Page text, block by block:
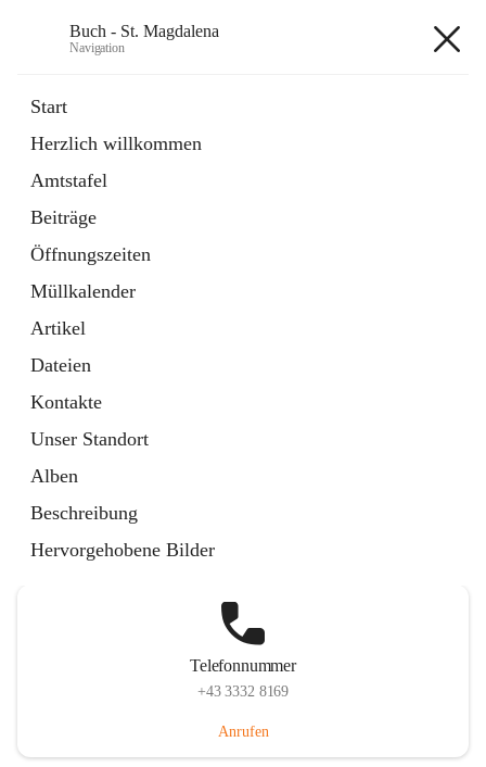
Buch - St. Magdalena
Navigation
Start
Herzlich willkommen
Amtstafel
Beiträge
Öffnungszeiten
Müllkalender
Artikel
Dateien
Kontakte
Unser Standort
Alben
Beschreibung
Hervorgehobene Bilder
11 Schnellzugriffe
Bürgerservice
10 Schnellzugriffe
Telefonnummer
+43 3332 8169
Anrufen